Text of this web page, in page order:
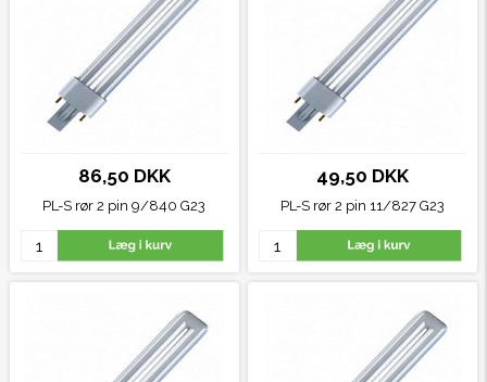
86,50 DKK
PL-S rør 2 pin 9/840G23
49,50 DKK
PL-S rør 2 pin 11/827G23